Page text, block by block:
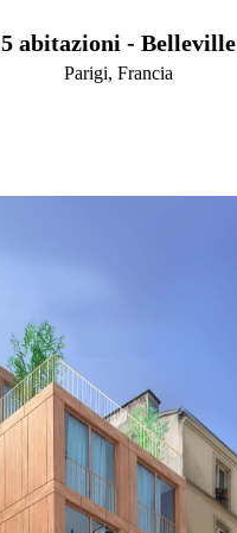
5 abitazioni - Belleville
Parigi, Francia